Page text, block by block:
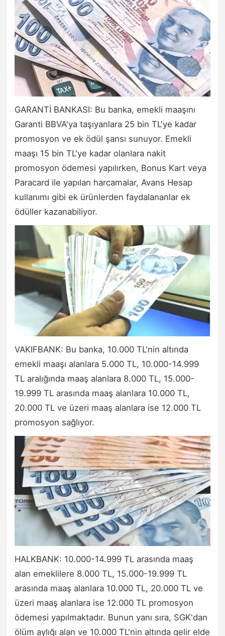
GARANTİ BANKASI: Bu banka, emekli maaşını
Garanti BBVA'ya taşıyanlara 25 bin TL'ye kadar
promosyon ve ek ödül şansı sunuyor. Emekli
maaşı 15 bin TL'ye kadar olanlara nakit
promosyon ödemesi yapılırken, Bonus Kart veya
Paracard ile yapılan harcamalar, Avans Hesap
kullanımı gibi ek ürünlerden faydalananlar ek
ödüller kazanabiliyor.
VAKIFBANK: Bu banka, 10.000 TL'nin altında
emekli maaşı alanlara 5.000 TL, 10.000-14.999
TL aralığında maaş alanlara 8.000 TL, 15.000-
19.999 TL arasında maaş alanlara 10.000 TL,
20.000 TL ve üzeri maaş alanlara ise 12.000 TL
promosyon sağlıyor.
HALKBANK: 10.000-14.999 TL arasında maaş
alan emeklilere 8.000 TL, 15.000-19.999 TL
arasında maaş alanlara 10.000 TL, 20.000 TL ve
üzeri maaş alanlara ise 12.000 TL promosyon
ödemesi yapılmaktadır. Bunun yanı sıra, SGK'dan
ölüm aylığı alan ve 10.000 TL'nin altında gelir elde